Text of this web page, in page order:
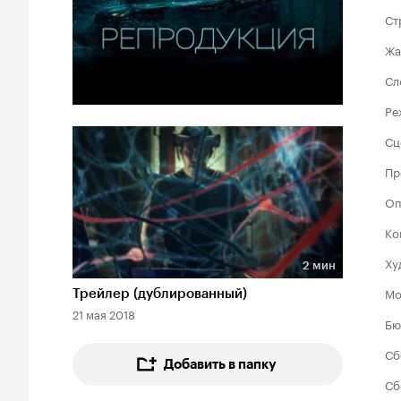
Длительность 2 мин
2 мин
Трейлер (дублированный)
21 мая 2018
Добавить в папку